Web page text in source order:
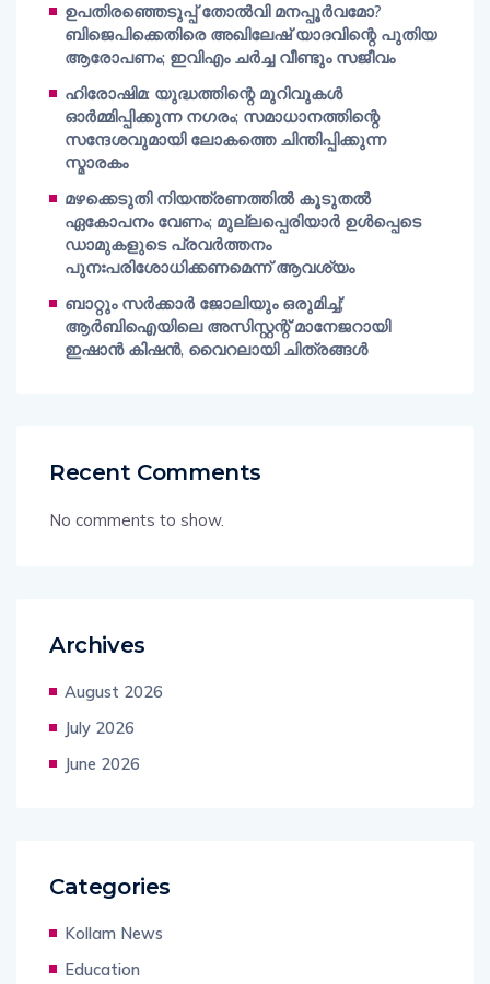
ഉപതിരഞ്ഞെടുപ്പ് തോൽവി മനപ്പൂർവമോ?
ബിജെപിക്കെതിരെ അഖിലേഷ് യാദവിന്റെ പുതിയ
ആരോപണം; ഇവിഎം ചർച്ച വീണ്ടും സജീവം
ഹിരോഷിമ: യുദ്ധത്തിന്റെ മുറിവുകൾ
ഓർമ്മിപ്പിക്കുന്ന നഗരം; സമാധാനത്തിന്റെ
സന്ദേശവുമായി ലോകത്തെ ചിന്തിപ്പിക്കുന്ന
സ്മാരകം
മഴക്കെടുതി നിയന്ത്രണത്തിൽ കൂടുതൽ
ഏകോപനം വേണം; മുല്ലപ്പെരിയാർ ഉൾപ്പെടെ
ഡാമുകളുടെ പ്രവർത്തനം
പുനഃപരിശോധിക്കണമെന്ന് ആവശ്യം
ബാറ്റും സർക്കാർ ജോലിയും ഒരുമിച്ച്;
ആർബിഐയിലെ അസിസ്റ്റന്റ് മാനേജറായി
ഇഷാൻ കിഷൻ, വൈറലായി ചിത്രങ്ങൾ
Recent Comments
No comments to show.
Archives
August 2026
July 2026
June 2026
Categories
Kollam News
Education